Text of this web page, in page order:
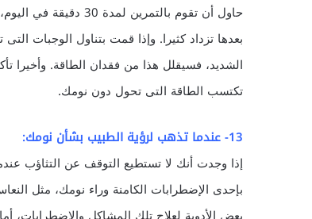
حاول أن تقوم
بعدها تزداد كثيرا. وإذا قمت بتناول الوجبات
الشديد، فسيقلل هذا من فقدان الطاقة. وأخيرا
تكتسب الطاقة التى تحول دون نومك.
13- عندما تذهب لرؤية الطبيب بشأن نومك:
إذا وجدت أنك لا تستطيع التوقف عن التثاؤب
بإحدى الإضطرابات الكامنة وراء نومك، مثل